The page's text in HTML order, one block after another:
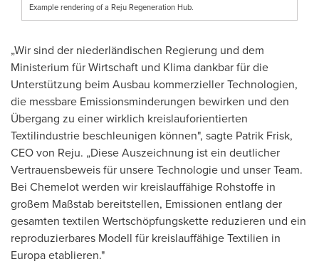
Example rendering of a Reju Regeneration Hub.
„Wir sind der niederländischen Regierung und dem
Ministerium für Wirtschaft und Klima dankbar für die
Unterstützung beim Ausbau kommerzieller Technologien,
die messbare Emissionsminderungen bewirken und den
Übergang zu einer wirklich kreislauforientierten
Textilindustrie beschleunigen können", sagte Patrik Frisk,
CEO von Reju. „Diese Auszeichnung ist ein deutlicher
Vertrauensbeweis für unsere Technologie und unser Team.
Bei Chemelot werden wir kreislauffähige Rohstoffe in
großem Maßstab bereitstellen, Emissionen entlang der
gesamten textilen Wertschöpfungskette reduzieren und ein
reproduzierbares Modell für kreislauffähige Textilien in
Europa etablieren."